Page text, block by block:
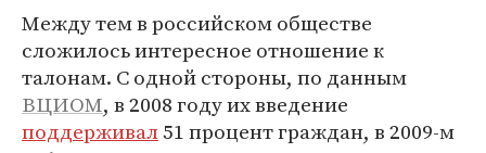
Между тем в российском обществе
сложилось интересное отношение к
талонам. С одной стороны, по данным
ВЦИОМ, в 2008 году их введение
поддерживал51 процент граждан, в 2009-м